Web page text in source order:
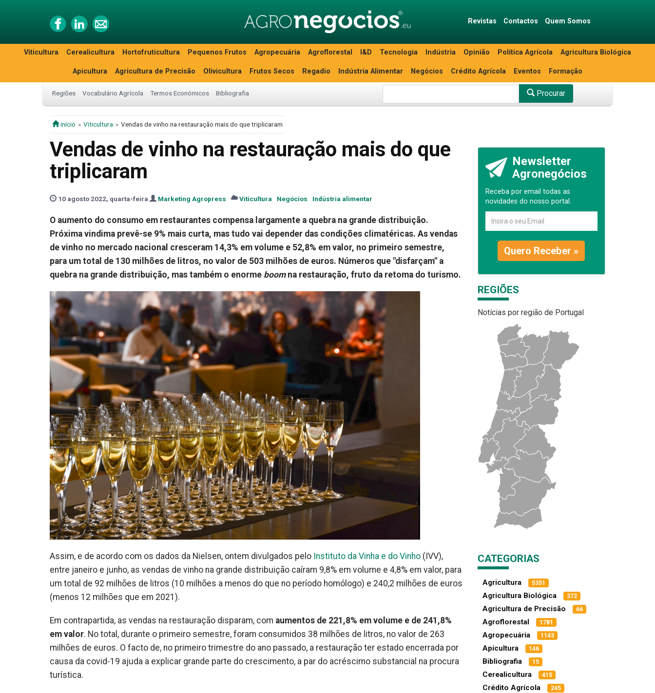
Revistas Contactos Quem Somos
Viticultura Cerealicultura Hortofruticultura Pequenos Frutos Agropecuária Agroflorestal I&D Tecnologia Indústria Opinião Política Agrícola Agricultura Biológica
Apicultura Agricultura de Precisão Olivicultura Frutos Secos Regadio Indústria Alimentar Negócios Crédito Agrícola Eventos Formação
Regiões Vocabulário Agrícola Termos Económicos Bibliografia Procurar
início Viticultura Vendas de vinho na restauração mais do que triplicaram
Vendas de vinho na restauração mais do que
triplicaram
10 agosto 2022, quarta-feira Marketing Agropress Viticultura Negócios Indústria alimentar
O aumento do consumo em restaurantes compensa largamente a quebra na grande distribuição.
Próxima vindima prevê-se 9% mais curta, mas tudo vai depender das condições climatéricas. As vendas
de vinho no mercado nacional cresceram 14,3% em volume e 52,8% em valor, no primeiro semestre,
para um total de 130 milhões de litros, no valor de 503 milhões de euros. Números que "disfarçam" a
quebra na grande distribuição, mas também o enorme boom na restauração, fruto da retoma do turismo.
Assim, e de acordo com os dados da Nielsen, ontem divulgados pelo Instituto da Vinha e do Vinho (IVV),
entre janeiro e junho, as vendas de vinho na grande distribuição caíram 9,8% em volume e 4,8% em valor, para
um total de 92 milhões de litros (10 milhões a menos do que no período homólogo) e 240,2 milhões de euros
(menos 12 milhões que em 2021).
Em contrapartida, as vendas na restauração disparam, com aumentos de 221,8% em volume e de 241,8%
em valor. No total, durante o primeiro semestre, foram consumidos 38 milhões de litros, no valor de 263
milhões de euros. O facto de, no primeiro trimestre do ano passado, a restauração ter estado encerrada por
causa da covid-19 ajuda a explicar grande parte do crescimento, a par do acréscimo substancial na procura
turística.
Newsletter
Agronegócios
Receba por email todas as
novidades do nosso portal.
Quero Receber »
REGIÕES
Notícias por região de Portugal
CATEGORIAS
Agricultura 5351
Agricultura Biológica 372
Agricultura de Precisão 66
Agroflorestal 1781
Agropecuária 1143
Apicultura 146
Bibliografia 15
Cerealicultura 415
Crédito Agrícola 245